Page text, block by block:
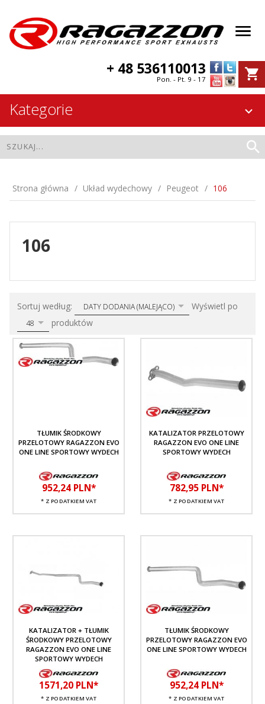
+ 48 536110013
Pon. - Pt. 9 - 17
Kategorie
Strona główna Układ wydechowy Peugeot 106
106
Sortuj według: sortDATY DODANIA (MALEJĄCO) Wyświetl po
48 produktów
TŁUMIK ŚRODKOWY
PRZELOTOWY RAGAZZON EVO
ONE LINE SPORTOWY WYDECH
952,24 PLN*
* Z PODATKIEM VAT
KATALIZATOR PRZELOTOWY
RAGAZZON EVO ONE LINE
SPORTOWY WYDECH
782,95 PLN*
* Z PODATKIEM VAT
KATALIZATOR + TŁUMIK
ŚRODKOWY PRZELOTOWY
RAGAZZON EVO ONE LINE
SPORTOWY WYDECH
1571,20 PLN*
* Z PODATKIEM VAT
TŁUMIK ŚRODKOWY
PRZELOTOWY RAGAZZON EVO
ONE LINE SPORTOWY WYDECH
952,24 PLN*
* Z PODATKIEM VAT